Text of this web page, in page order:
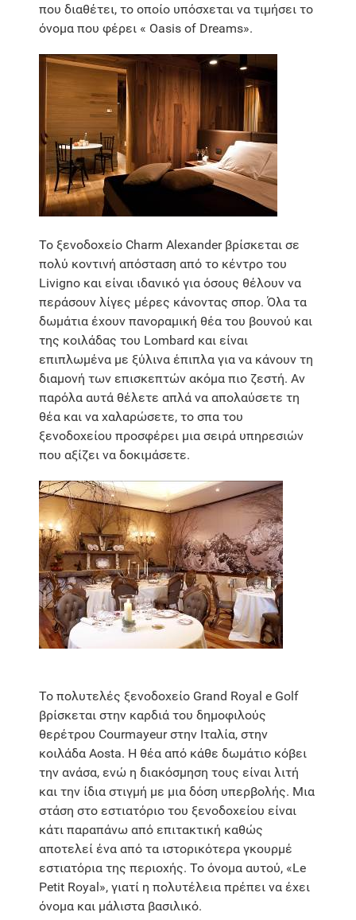
που διαθέτει, το οποίο υπόσχεται να τιμήσει το
όνομα που φέρει « Oasis of Dreams».
Το ξενοδοχείο Charm Alexander βρίσκεται σε
πολύ κοντινή απόσταση από το κέντρο του
Livigno και είναι ιδανικό για όσους θέλουν να
περάσουν λίγες μέρες κάνοντας σπορ. Όλα τα
δωμάτια έχουν πανοραμική θέα του βουνού και
της κοιλάδας του Lombard και είναι
επιπλωμένα με ξύλινα έπιπλα για να κάνουν τη
διαμονή των επισκεπτών ακόμα πιο ζεστή. Αν
παρόλα αυτά θέλετε απλά να απολαύσετε τη
θέα και να χαλαρώσετε, το σπα του
ξενοδοχείου προσφέρει μια σειρά υπηρεσιών
που αξίζει να δοκιμάσετε.
Το πολυτελές ξενοδοχείο Grand Royal e Golf
βρίσκεται στην καρδιά του δημοφιλούς
θερέτρου Courmayeur στην Ιταλία, στην
κοιλάδα Aosta. Η θέα από κάθε δωμάτιο κόβει
την ανάσα, ενώ η διακόσμηση τους είναι λιτή
και την ίδια στιγμή με μια δόση υπερβολής. Μια
στάση στο εστιατόριο του ξενοδοχείου είναι
κάτι παραπάνω από επιτακτική καθώς
αποτελεί ένα από τα ιστορικότερα γκουρμέ
εστιατόρια της περιοχής. Το όνομα αυτού, «Le
Petit Royal», γιατί η πολυτέλεια πρέπει να έχει
όνομα και μάλιστα βασιλικό.